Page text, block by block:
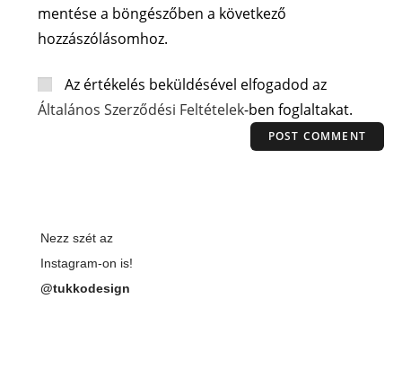
mentése a böngészőben a következő
hozzászólásomhoz.
Az értékelés beküldésével elfogadod az
Általános Szerződési Feltételek-ben foglaltakat.
Nezz szét az
Instagram-on is!
@tukkodesign